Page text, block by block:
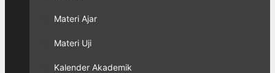
Materi Ajar
Materi Uji
Kalender Akademik